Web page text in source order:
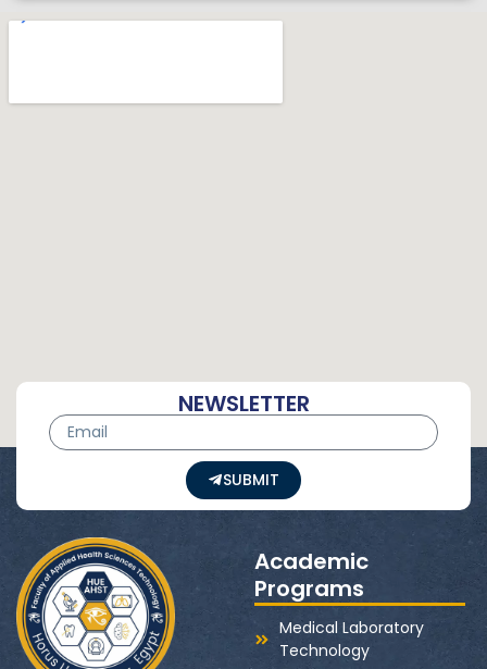
NEWSLETTER
SUBMIT
Academic
Programs
Medical Laboratory
Technology